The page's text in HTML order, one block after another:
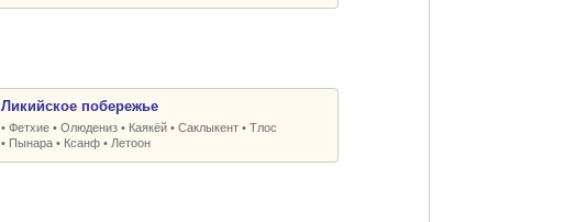
Ликийское побережье
• Фетхие• Олюдениз• Каякёй• Саклыкент• Тлос
• Пынара• Ксанф• Летоон